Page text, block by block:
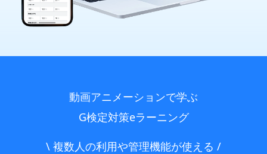
動画アニメーションで学ぶ
G検定対策eラーニング
\ 複数人の利用や管理機能が使える /